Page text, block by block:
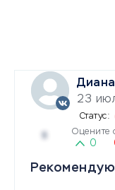
23
Оцените
0
Рекомендую